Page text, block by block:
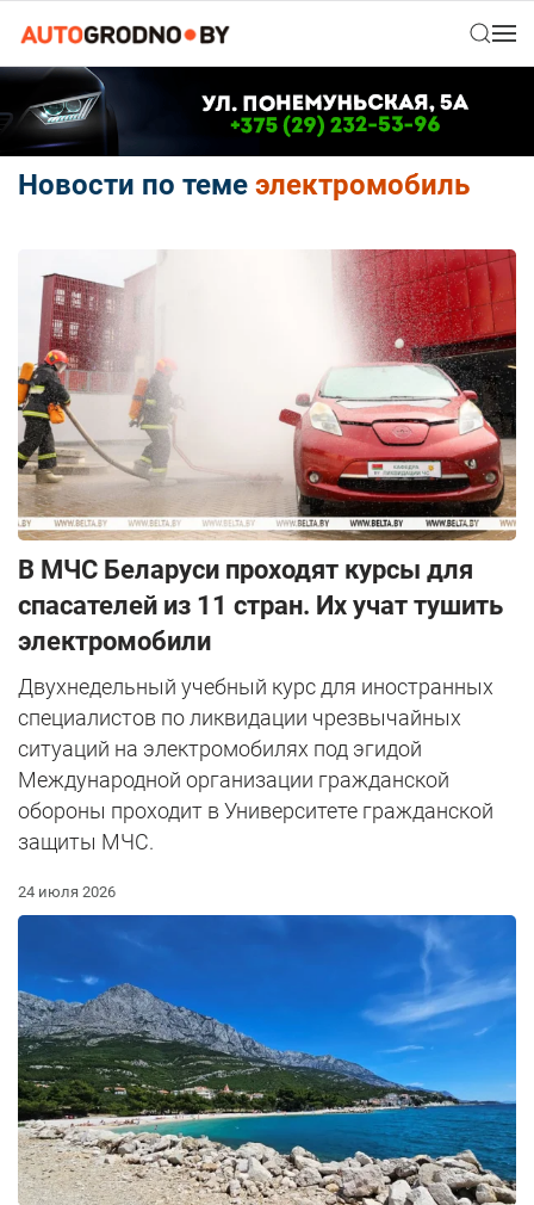
Новости по теме электромобиль
В МЧС Беларуси проходят курсы для
спасателей из 11 стран. Их учат тушить
электромобили
Двухнедельный учебный курс для иностранных
специалистов по ликвидации чрезвычайных
ситуаций на электромобилях под эгидой
Международной организации гражданской
обороны проходит в Университете гражданской
защиты МЧС.
24 июля 2026